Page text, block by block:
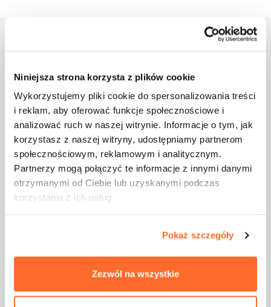
Niniejsza strona korzysta z plików cookie
Wykorzystujemy pliki cookie do spersonalizowania treści
i reklam, aby oferować funkcje społecznościowe i
analizować ruch w naszej witrynie. Informacje o tym, jak
korzystasz z naszej witryny, udostępniamy partnerom
społecznościowym, reklamowym i analitycznym.
Partnerzy mogą połączyć te informacje z innymi danymi
otrzymanymi od Ciebie lub uzyskanymi podczas
korzystania z ich usług.
Pokaż szczegóły
Zezwól na wszystkie
Studenci ATA na